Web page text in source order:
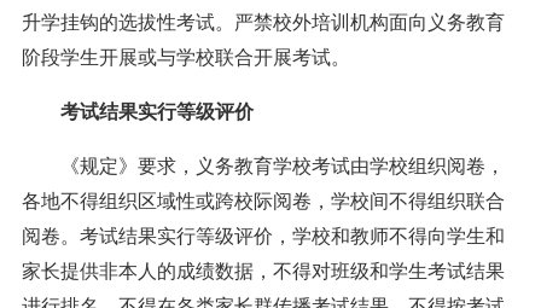
升学挂钩的选拔性考试。严禁校外培训机构面向义务教育
阶段学生开展或与学校联合开展考试。
考试结果实行等级评价
《规定》要求，义务教育学校考试由学校组织阅卷，
各地不得组织区域性或跨校际阅卷，学校间不得组织联合
阅卷。考试结果实行等级评价，学校和教师不得向学生和
家长提供非本人的成绩数据，不得对班级和学生考试结果